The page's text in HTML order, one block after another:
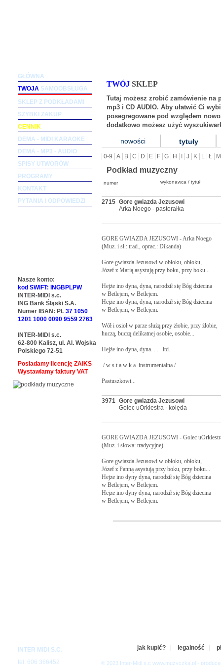
TWÓJ SKLEP
Tutaj możesz zrobić zamówienie na
mp3 i CD AUDIO. Aby ułatwić Ci
posegregowane pod względem
dodatkowo możesz użyć
nowości tytuły
0-9 A B C D E F G H J K L Ł M
Podkład muzyczny
numer wykonawca / tytuł
2715 Gore gwiazda Jezusowi
Arka Noego - pastorałka
GORE GWIAZDA JEZUSOWI - Arka Noego
(Muz. i sł.: trad., oprac.: Dikanda)
Gore gwiazda Jezusowi w obłoku, obłoku,
Józef z Marią asystują przy boku, przy boku...
Hejże ino dyna, dyna, narodził się Bóg dziecina
w Betlejem, w Betlejem.
Hejże ino dyna, dyna, narodził się Bóg dziecina
w Betlejem, w Betlejem.
Wół i osioł w parze służą przy żłobie, przy żłobie,
huczą, buczą delikatnej osobie, osobie...
Hejże ino dyna, dyna. . .   itd.
/ w s t a w k a  instrumentalna /
Pastuszkowi...
3971 Gore gwiazda Jezusowi
Golec uOrkiestra - kolęda
GORE GWIAZDA JEZUSOWI - Golec
(Muz. i słowa: tradycyjne)
Gore gwiazda Jezusowi w obłoku, obłoku,
Józef z Panną asystują przy boku, przy boku...
Hejze ino dyny dyna, narodził się Bóg dziecina
w Betlejem, w Betlejem.
Hejze ino dyny dyna, narodził się Bóg dziecina
w Betlejem, w Betlejem.
INTRO:   / instrumental /
GŁÓWNA
TWOJA SAMOOBSŁUGA
SKLEP Z PODKŁADAMI
SZYBKI ZAKUP
CENNIK
DEMA - MIDI KARAOKE
DEMA - MP3 - AUDIO
SPISY UTWORÓW
PROGRAMY
KONTAKT
PYTANIA I ODPOWIEDZI
Nasze konto:
kod SWIFT: INGBPLPW
INTER-MIDI s.c.
ING Bank Śląski S.A.
Numer IBAN: PL 37 1050
1201 1000 0090 9559 2763
INTER-MIDI s.c.
62-800 Kalisz, ul. Al. Wojska
Polskiego 72-51
Posiadamy licencję ZAIKS
Wystawiamy faktury VAT
INTER MIDI S.C.
tel: 606 366452
jak kupić? legalność
© 2023 Inter-Midi s.c www.muzyczka.pl -